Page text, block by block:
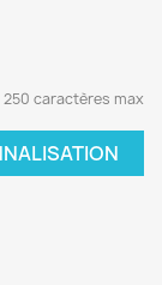
250 caractères max